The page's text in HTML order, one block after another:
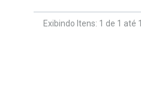
Exibindo Itens: 1 de 1 até 1